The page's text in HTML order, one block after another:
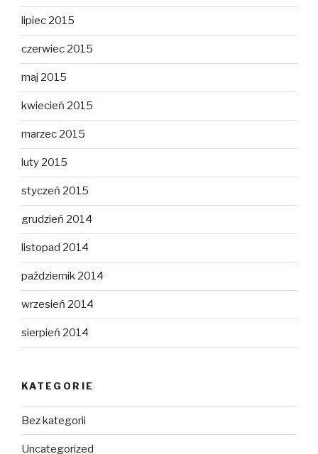
lipiec 2015
czerwiec 2015
maj 2015
kwiecień 2015
marzec 2015
luty 2015
styczeń 2015
grudzień 2014
listopad 2014
październik 2014
wrzesień 2014
sierpień 2014
KATEGORIE
Bez kategorii
Uncategorized